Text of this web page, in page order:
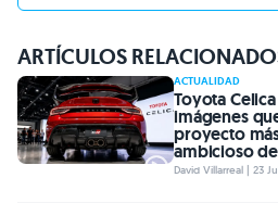
ARTÍCULOS
ACTUALIDAD
Toyota
imágenes
proyecto
ambicioso
David Villarreal | 23